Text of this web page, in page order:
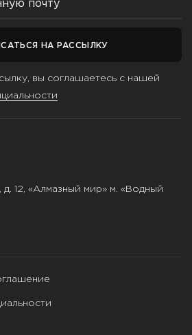
НА РАССЫЛКУ
вы соглашаетесь с нашей
д. 12, «Алмазный мир» м. «Водный